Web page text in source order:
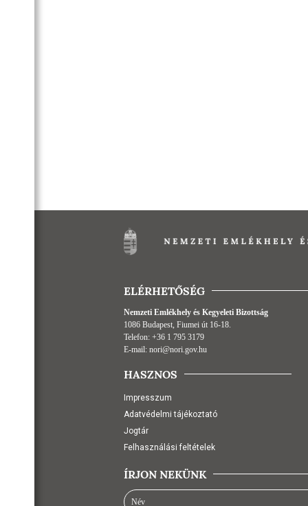
ELÉRHETŐSÉG
Nemzeti Emlékhely és Kegyeleti Bizottság
1086 Budapest, Fiumei út 16-18.
Telefon: +36 1 795 3179
E-mail: nori@nori.gov.hu
HASZNOS
Impresszum
Adatvédelmi tájékoztató
Jogtár
Felhasználási feltételek
ÍRJON NEKÜNK